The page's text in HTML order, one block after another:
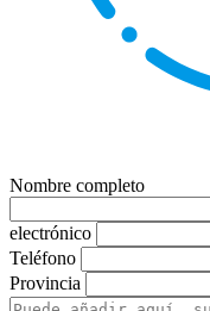
Nombre completo
electrónico
Teléfono
Provincia